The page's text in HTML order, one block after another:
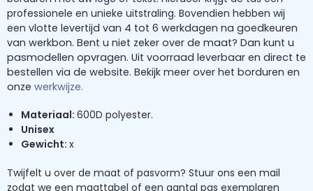
professionele en unieke uitstraling. Bovendien hebben wij
een vlotte levertijd van 4 tot 6 werkdagen na goedkeuren
van werkbon. Bent u niet zeker over de maat? Dan kunt u
pasmodellen opvragen. Uit voorraad leverbaar en direct te
bestellen via de website. Bekijk meer over het borduren en
onze werkwijze.
Materiaal: 600D polyester.
Unisex
Gewicht: x
Twijfelt u over de maat of pasvorm? Stuur ons een mail
zodat we een maattabel of een aantal pas exemplaren